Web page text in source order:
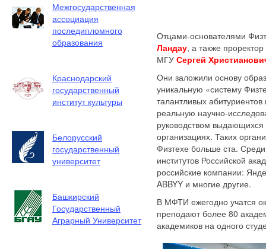
Межгосударственная
ассоциация
последипломного
образования
Краснодарский
государственный
институт культуры
Белорусский
государственный
университет
Башкирский
Государственный
Аграрный Университет
Отцами-основателями
Ландау, а также
МГУ Сергей
Они заложили основу
уникальную «систему
талантливых
реальную научно-
руководством
организациях. Таких
Физтехе больше ста.
институтов Российской
российские компании:
ABBYY и многие другие.
В МФТИ ежегодно учатся
преподают более 80
академиков на одного